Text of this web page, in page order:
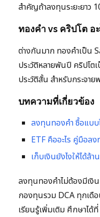
สำคัญถ้าลงทุนระยะยาว
ทองคำ vs คริปโต อ
ต่างกันมาก ทองคำเป็น
ประวัติหลายพันปี คริปโ
ประวัติสั้น สำหรับกระจา
บทความที่เกี่ยวข้อง
ลงทุนทองคำ ซื้อแบ
ETF คืออะไร คู่มือล
เก็บเงินยังไงให้ได้ล้า
ลงทุนทองคำไม่ต้องมีเงิ
กองทุนรวม DCA ทุกเดื
เรียนรู้เพิ่มเติม ศึกษาได้ที่